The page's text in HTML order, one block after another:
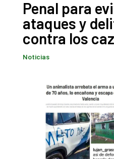
Penal para
ataques y
contra los
Noticias